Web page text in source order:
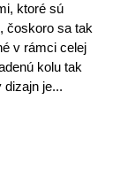
ktoré sú
čoskoro sa tak
v rámci celej
kolu tak
je...